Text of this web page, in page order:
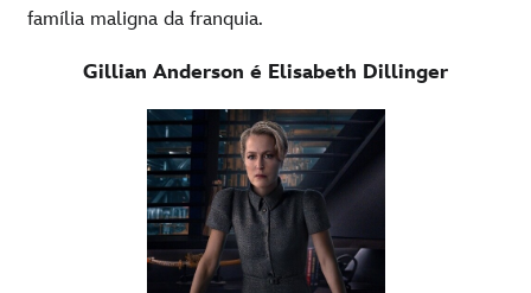
família maligna da franquia.
Gillian Anderson é Elisabeth Dillinger